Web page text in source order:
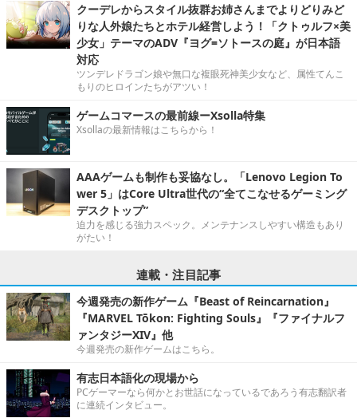
クーデレからスタイル抜群お姉さんまでよりどりみど
りな人外娘たちとホテル経営しよう！「クトゥルフ×美
少女」テーマのADV『ヨグ=ソトースの庭』が日本語
対応
ツンデレドラゴン娘や無口な複眼死神美少女など、属性てんこ
もりのヒロインたちがアツい！
ゲームコマースの最前線ーXsolla特集
Xsollaの最新情報はこちらから！
AAAゲームも制作も妥協なし。「Lenovo Legion To
wer 5」はCore Ultra世代の“全てこなせるゲーミング
デスクトップ”
迫力を感じる強力スペック。メンテナンスしやすい構造もあり
がたい！
連載・注目記事
今週発売の新作ゲーム『Beast of Reincarnation』
『MARVEL Tōkon: Fighting Souls』『ファイナルフ
ァンタジーXIV』他
今週発売の新作ゲームはこちら。
有志日本語化の現場から
PCゲーマーなら何かとお世話になっているであろう有志翻訳者
に連続インタビュー。